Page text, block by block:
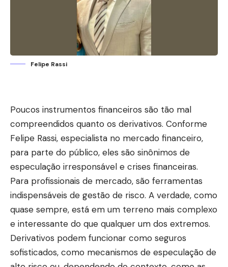
Felipe Rassi
Poucos instrumentos financeiros são tão mal
compreendidos quanto os derivativos. Conforme
Felipe Rassi, especialista no mercado financeiro,
para parte do público, eles são sinônimos de
especulação irresponsável e crises financeiras.
Para profissionais de mercado, são ferramentas
indispensáveis de gestão de risco. A verdade, como
quase sempre, está em um terreno mais complexo
e interessante do que qualquer um dos extremos.
Derivativos podem funcionar como seguros
sofisticados, como mecanismos de especulação de